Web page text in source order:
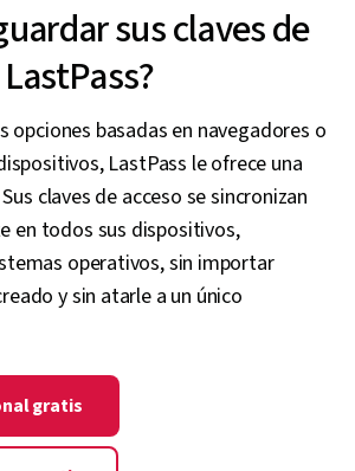
sus claves de
opciones basadas en navegadores o
LastPass le ofrece una
claves de acceso se sincronizan
en todos sus dispositivos,
operativos, sin importar
y sin atarle a un único
gratis